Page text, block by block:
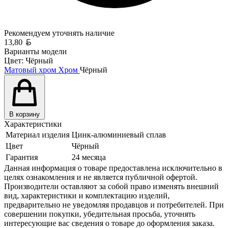
Рекомендуем уточнять наличие
13,80
Варианты модели
Цвет: Чёрный
Матовый хром Хром Чёрный
В корзину
Характеристики
Материал изделия Цинк-алюминиевый сплав
Цвет
Чёрный
Гарантия
24 месяца
Данная информация о товаре предоставлена исключительно в
целях ознакомления и не является публичной офертой.
Производители оставляют за собой право изменять внешний
вид, характеристики и комплектацию изделий,
предварительно не уведомляя продавцов и потребителей. При
совершении покупки, убедительная просьба, уточнять
интересующие вас сведения о товаре до оформления заказа.